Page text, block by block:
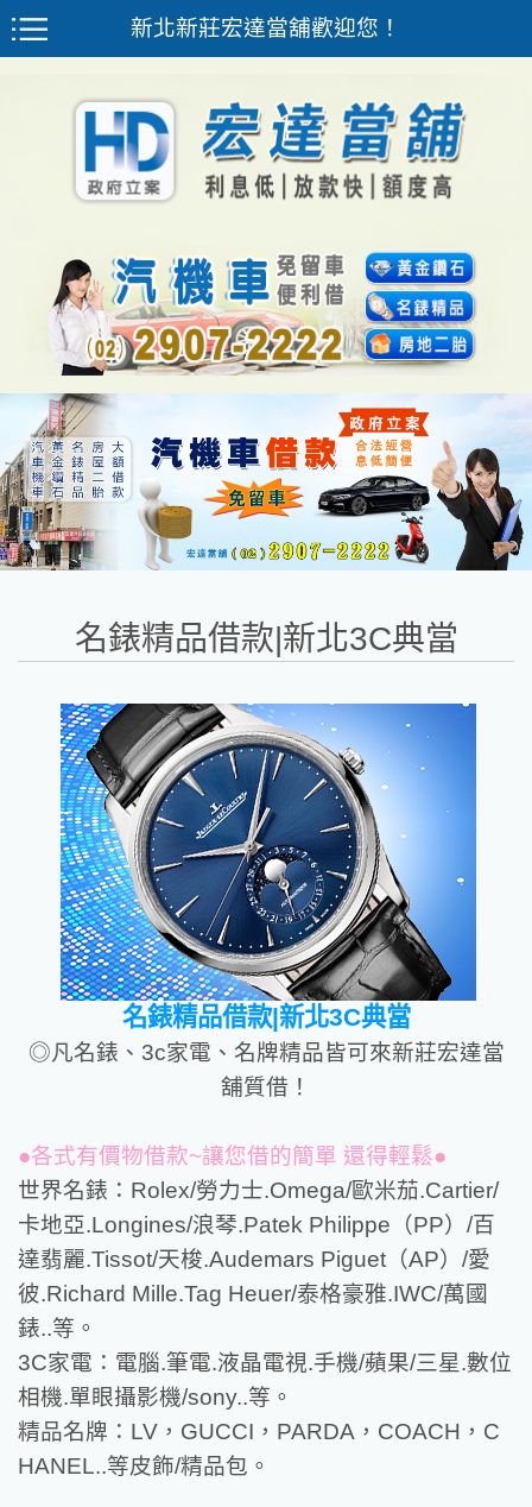
新北新莊宏達當舖歡迎您！
名錶精品借款|新北3C典當
名錶精品借款|新北3C典當
◎凡名錶、3c家電、名牌精品皆可來新莊宏達當
舖質借！
●各式有價物借款~讓您借的簡單 還得輕鬆●
世界名錶：Rolex/勞力士.Omega/歐米茄.Cartier/
卡地亞.Longines/浪琴.Patek Philippe（PP）/百
達翡麗.Tissot/天梭.Audemars Piguet（AP）/愛
彼.Richard Mille.Tag Heuer/泰格豪雅.IWC/萬國
錶..等。
3C家電：電腦.筆電.液晶電視.手機/蘋果/三星.數位
相機.單眼攝影機/sony..等。
精品名牌：LV，GUCCI，PARDA，COACH，C
HANEL..等皮飾/精品包。